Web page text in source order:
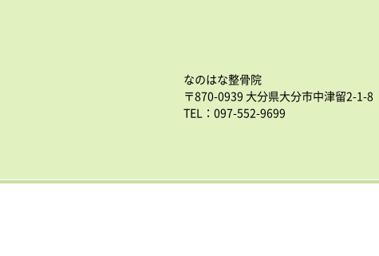
なのはな整骨院
〒870-0939 大分県大分市中津留2-1-8
TEL：097-552-9699